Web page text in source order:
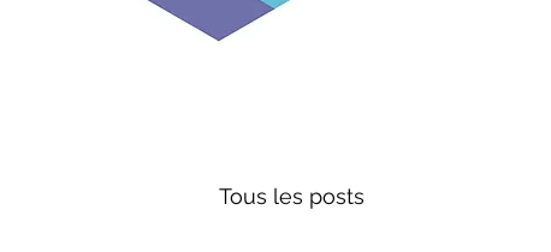
Tous les posts